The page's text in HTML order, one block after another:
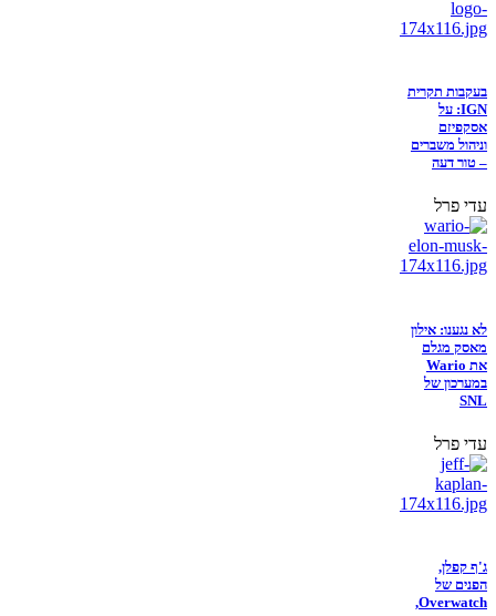
בעקבות תקרית
IGN: על
אסקפיזם
וניהול משברים
– טור דעה
עדי פרל
לא נגענו: אילון
מאסק מגלם
את Wario
במערכון של
SNL
עדי פרל
ג'ף קפלן,
הפנים של
Overwatch,